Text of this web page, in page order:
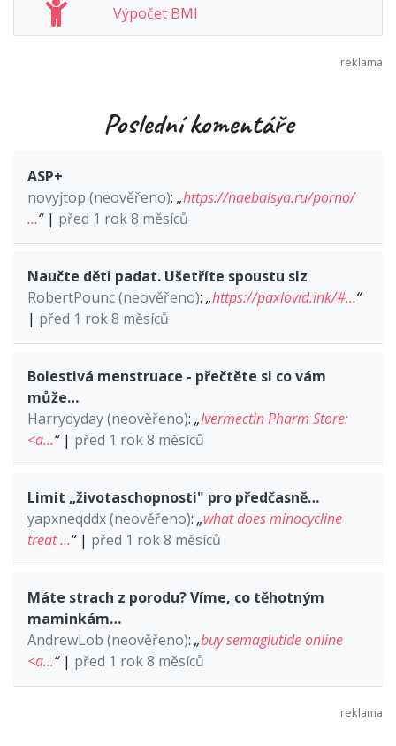
Výpočet BMI
Poslední komentáře
ASP+
novyjtop (neověřeno): „https://naebalsya.ru/porno/
…“| před 1 rok 8 měsíců
Naučte děti padat. Ušetříte spoustu slz
RobertPounc (neověřeno): „https://paxlovid.ink/#…“
| před 1 rok 8 měsíců
Bolestivá menstruace - přečtěte si co vám
může…
Harrydyday (neověřeno): „Ivermectin Pharm Store:
<a…“| před 1 rok 8 měsíců
Limit „životaschopnosti" pro předčasně…
yapxneqddx (neověřeno): „what does minocycline
treat …“| před 1 rok 8 měsíců
Máte strach z porodu? Víme, co těhotným
maminkám…
AndrewLob (neověřeno): „buy semaglutide online
<a…“| před 1 rok 8 měsíců